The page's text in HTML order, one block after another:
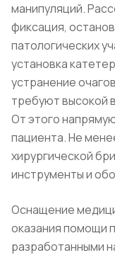
манипуляций.
фиксация,
патологических
установка
устранение
требуют высокой
От этого
пациента. Не
хирургической
инструменты и
Оснащение
оказания помощи
разработанными